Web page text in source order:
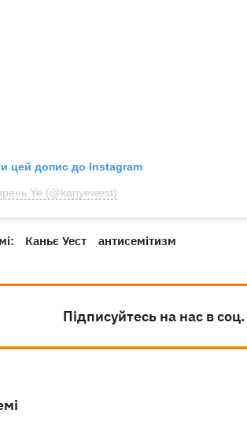
цей допис до Instagram
Ye (@kanyewest)
Каньє Уест антисемітизм
Підписуйтесь на нас в